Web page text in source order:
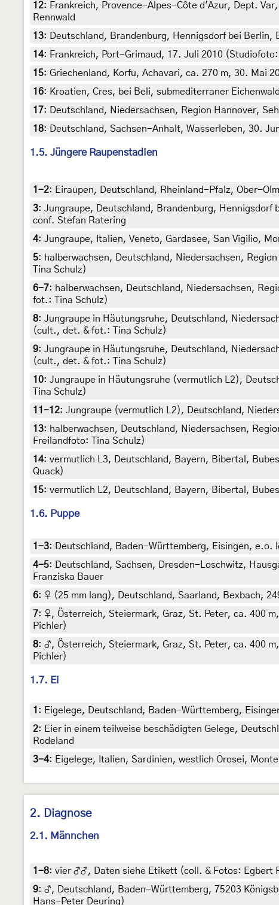
12: Frankreich, Provence-Alpes-Côte d'Azur, Dept.
Rennwald
13: Deutschland, Brandenburg, Hennigsdorf bei
14: Frankreich, Port-Grimaud, 17. Juli 2010
15: Griechenland, Korfu, Achavari, ca. 270 m, 30. Mai
16: Kroatien, Cres, bei Beli, submediterraner
17: Deutschland, Niedersachsen, Region Hannover,
18: Deutschland, Sachsen-Anhalt, Wasserleben, 30.
1.5. Jüngere Raupenstadien
1-2: Eiraupen, Deutschland, Rheinland-Pfalz, Ober-
3: Jungraupe, Deutschland, Brandenburg, Hennigsdorf
conf. Stefan Ratering
4: Jungraupe, Italien, Veneto, Gardasee, San Vigilio,
5: halberwachsen, Deutschland, Niedersachsen,
Tina Schulz)
6-7: halberwachsen, Deutschland, Niedersachsen,
fot.: Tina Schulz)
8: Jungraupe in Häutungsruhe, Deutschland,
(cult., det. & fot.: Tina Schulz)
9: Jungraupe in Häutungsruhe, Deutschland,
(cult., det. & fot.: Tina Schulz)
10: Jungraupe in Häutungsruhe (vermutlich L2),
Tina Schulz)
11-12: Jungraupe (vermutlich L2), Deutschland,
13: halberwachsen, Deutschland, Niedersachsen,
Freilandfoto: Tina Schulz)
14: vermutlich L3, Deutschland, Bayern, Bibertal,
Quack)
15: vermutlich L2, Deutschland, Bayern, Bibertal,
1.6. Puppe
1-3: Deutschland, Baden-Württemberg, Eisingen, e.o.
4-5: Deutschland, Sachsen, Dresden-Loschwitz,
Franziska Bauer
6: ♀ (25 mm lang), Deutschland, Saarland, Bexbach,
7: ♀, Österreich, Steiermark, Graz, St. Peter, ca. 400
Pichler)
8: ♂, Österreich, Steiermark, Graz, St. Peter, ca. 400
Pichler)
1.7. Ei
1 : Eigelege, Deutschland, Baden-Württemberg,
2: Eier in einem teilweise beschädigten Gelege,
Rodeland
3-4: Eigelege, Italien, Sardinien, westlich Orosei,
2. Diagnose
2.1. Männchen
1-8: vier ♂♂, Daten siehe Etikett (coll. & Fotos: Egbert
9: ♂, Deutschland, Baden-Württemberg, 75203
Hans-Peter Deuring)